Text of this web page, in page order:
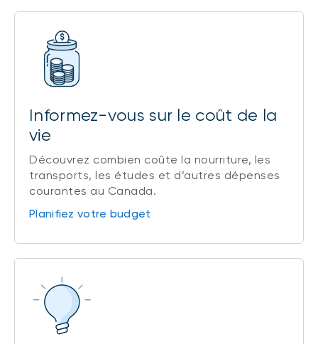
Informez-vous sur le coût de la
vie
Découvrez combien coûte la nourriture, les
transports, les études et d’autres dépenses
courantes au Canada.
Planifiez votre budget